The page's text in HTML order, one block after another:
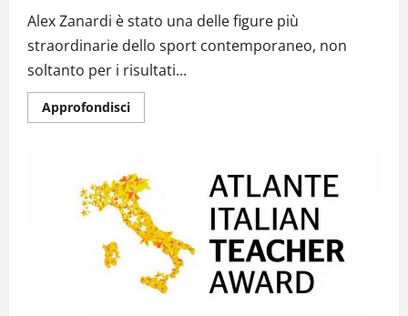
Alex Zanardi è stato una delle figure più
straordinarie dello sport contemporaneo, non
soltanto per i risultati...
Approfondisci